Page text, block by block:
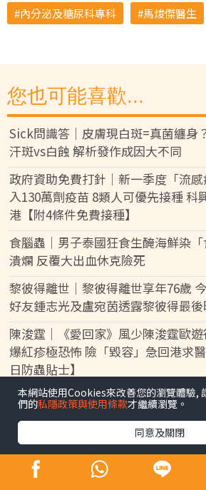
內分泌及糖尿科專科
馬焌傑醫生
您也可能喜歡...
Sick問識答｜皮膚現白斑=真菌纏身
汗斑vs白蝕 解析發作成因大不同
政府資助免費打針｜新一季度「流
入130萬劑疫苗 8類人可優先接種 科
港【附4條件免費接種】
食腦蟲｜男子泰國狂食生醃海鮮染
潰爛 反覆大出血休克險死
黎彼得離世｜黎彼得離世享年76歲
好友鍾志光及盧宛茵透露黎彼得最後
陳浚霆｜《愛回家》風少陳浚霆歐
爆紅疹極恐怖 險「毀容」急回港求
日防蟲貼士】
KO脂肪肝｜女子每日食三文治變中
款食物 半年激減15磅逆轉脂肪肝
折壽食物｜大量常見食品上榜！ 美
頻食死亡風險激增17%
本網站使用Cookies來改善您的瀏覽體驗,
們的私隱政策與使用條款才繼續瀏覽。
同意及關閉